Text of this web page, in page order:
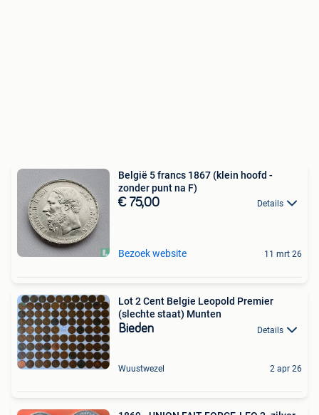
België 5 francs 1867 (klein hoofd -
zonder punt na F)
€ 75,00 Details
Bezoek website 11 mrt 26
Lot 2 Cent Belgie Leopold Premier
(slechte staat) Munten
Bieden Details
Wuustwezel 2 apr 26